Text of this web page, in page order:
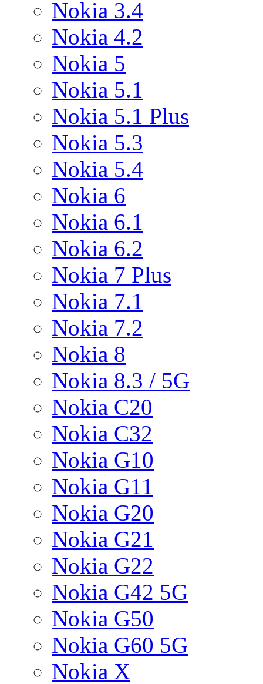
Nokia 3.4
Nokia 4.2
Nokia 5
Nokia 5.1
Nokia 5.1 Plus
Nokia 5.3
Nokia 5.4
Nokia 6
Nokia 6.1
Nokia 6.2
Nokia 7 Plus
Nokia 7.1
Nokia 7.2
Nokia 8
Nokia 8.3 / 5G
Nokia C20
Nokia C32
Nokia G10
Nokia G11
Nokia G20
Nokia G21
Nokia G22
Nokia G42 5G
Nokia G50
Nokia G60 5G
Nokia X